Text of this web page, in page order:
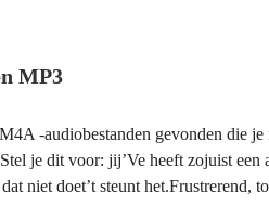
MP3
-audiobestanden gevonden die
je dit voor: jij’Ve heeft zojuist
niet doet’t steunt het.Frustrerend,